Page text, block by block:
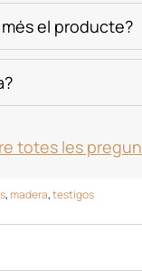
el producte?
totes les
,madera,testigos